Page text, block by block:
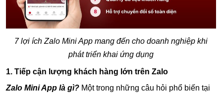
7 lợi ích Zalo Mini App mang đến cho doanh nghiệp khi
phát triển khai ứng dụng
1. Tiếp cận lượng khách hàng lớn trên Zalo
Zalo Mini App là gì? Một trong những câu hỏi phổ biến tại